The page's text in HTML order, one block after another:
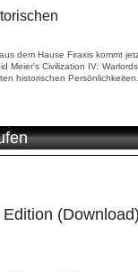
dem Hause Firaxis kommt
Meier's Civilization IV: Warlords
historischen Persönlichkeiten.